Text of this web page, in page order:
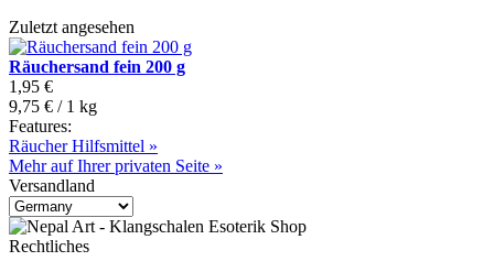
Zuletzt angesehen
Räuchersand fein 200 g
1,95 €
9,75 € / 1 kg
Features:
Räucher Hilfsmittel »
Mehr auf Ihrer privaten Seite »
Versandland
Rechtliches